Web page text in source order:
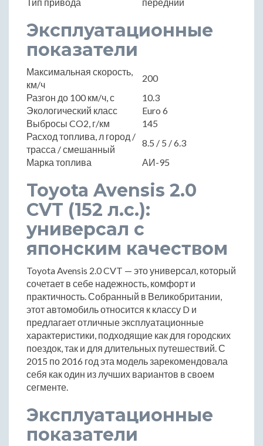
Эксплуатационные
показатели
Максимальная скорость,
км/ч
200
Разгон до 100 км/ч, с
10.3
Экологический класс
Euro 6
Выбросы CO2, г/км
145
Расход топлива, л город /
трасса / смешанный
8.5 / 5 / 6.3
Марка топлива
АИ-95
Toyota Avensis 2.0
CVT (152 л.с.):
универсал с
японским качеством
Toyota Avensis 2.0 CVT — это универсал, который
сочетает в себе надежность, комфорт и
практичность. Собранный в Великобритании,
этот автомобиль относится к классу D и
предлагает отличные эксплуатационные
характеристики, подходящие как для городских
поездок, так и для длительных путешествий. С
2015 по 2016 год эта модель зарекомендовала
себя как один из лучших вариантов в своем
сегменте.
Эксплуатационные
показатели